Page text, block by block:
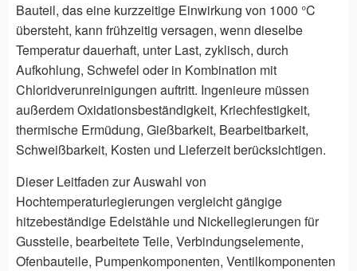
Bauteil, das eine kurzzeitige Einwirkung von 1000 °C
übersteht, kann frühzeitig versagen, wenn dieselbe
Temperatur dauerhaft, unter Last, zyklisch, durch
Aufkohlung, Schwefel oder in Kombination mit
Chloridverunreinigungen auftritt. Ingenieure müssen
außerdem Oxidationsbeständigkeit, Kriechfestigkeit,
thermische Ermüdung, Gießbarkeit, Bearbeitbarkeit,
Schweißbarkeit, Kosten und Lieferzeit berücksichtigen.
Dieser Leitfaden zur Auswahl von
Hochtemperaturlegierungen vergleicht gängige
hitzebeständige Edelstähle und Nickellegierungen für
Gussteile, bearbeitete Teile, Verbindungselemente,
Ofenbauteile, Pumpenkomponenten, Ventilkomponenten